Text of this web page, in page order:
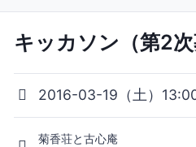
キッカソン（第2次
2016-03-19（土）
菊香荘と古心庵